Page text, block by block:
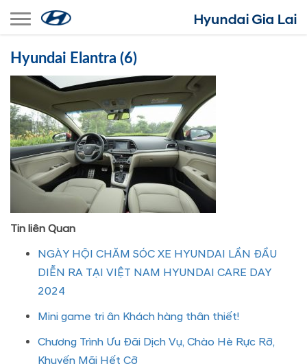
Toggle navigation
Hyundai Elantra (6)
Tin liên Quan
NGÀY HỘI CHĂM SÓC XE HYUNDAI LẦN ĐẦU
DIỄN RA TẠI VIỆT NAM HYUNDAI CARE DAY
2024
Mini game tri ân Khách hàng thân thiết!
Chương Trình Ưu Đãi Dịch Vụ, Chào Hè Rực Rỡ,
Khuyến Mãi Hết Cỡ